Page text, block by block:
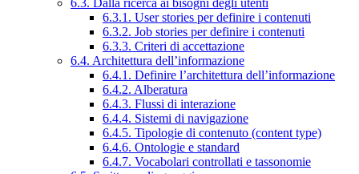
6.3. Dalla ricerca ai bisogni degli utenti
6.3.1. User stories per definire i contenuti
6.3.2. Job stories per definire i contenuti
6.3.3. Criteri di accettazione
6.4. Architettura dell’informazione
6.4.1. Definire l’architettura dell’informazione
6.4.2. Alberatura
6.4.3. Flussi di interazione
6.4.4. Sistemi di navigazione
6.4.5. Tipologie di contenuto (content type)
6.4.6. Ontologie e standard
6.4.7. Vocabolari controllati e tassonomie